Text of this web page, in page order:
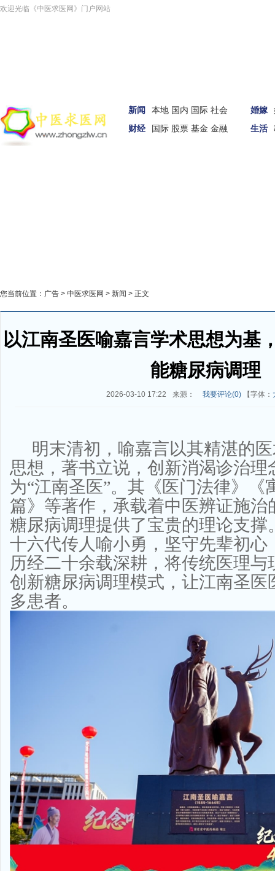
欢迎光临《中医求医网》门户网站
新闻 本地 国内 国际 社会
财经
国际 股票 基金 金融
婚嫁
生活
您当前位置： 广告 > 中医求医网 > 新闻 > 正文
以江南圣医喻嘉言学术思想为基
能糖尿病调理
2026-03-10 17:22 来源： 我要评论(0)【字体：
明末清初，喻嘉言以其精湛的
思想，著书立说，创新消渴诊治理
为“江南圣医”。其《医门法律》《
篇》等著作，承载着中医辨证施治
糖尿病调理提供了宝贵的理论支撑
十六代传人喻小勇，坚守先辈初心
历经二十余载深耕，将传统医理与
创新糖尿病调理模式，让江南圣医
多患者。